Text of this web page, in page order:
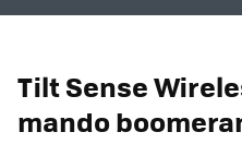
Tilt Sense
mando